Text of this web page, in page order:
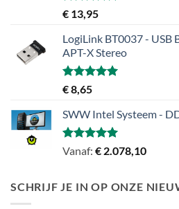
Gewaardeerd
uit 5
€ 13,95
LogiLink BT0037 - USB
APT-X Stereo
Gewaardeerd
5.00
€8,65
SWW Intel Systeem -
Gewaardeerd
Vanaf: € 2.078,10
SCHRIJF JE IN OP ONZE